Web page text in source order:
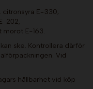
citronsyra E-330,
202,
morot E-163.
ske. Kontrollera därför
Vid
hållbarhet vid köp